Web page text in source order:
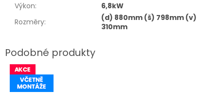
Výkon:
6,8kW
Rozměry:
(d) 880mm (š) 798mm (v)
310mm